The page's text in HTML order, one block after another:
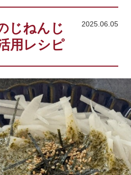
じねんじ
用レシピ
2025.06.05